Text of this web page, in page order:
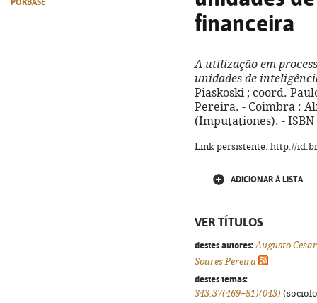
PORBASE
financeira
A utilização em
unidades de
Piaskoski ; coord.
Pereira. - Coimbra :
(Imputationes). - ISBN
Link persistente: http://
ADICIONAR À LISTA
VER TÍTULOS
destes autores: Augusto
Soares Pereira
destes temas:
343.37(469+81)(043)